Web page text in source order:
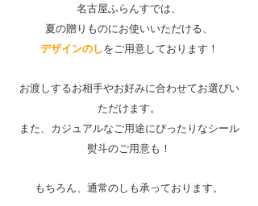
名古屋ふらんすでは、
夏の贈りものにお使いいただける、
デザインのしをご用意しております！
お渡しするお相手やお好みに合わせてお選びい
ただけます。
また、カジュアルなご用途にぴったりなシール
熨斗のご用意も！
もちろん、通常のしも承っております。